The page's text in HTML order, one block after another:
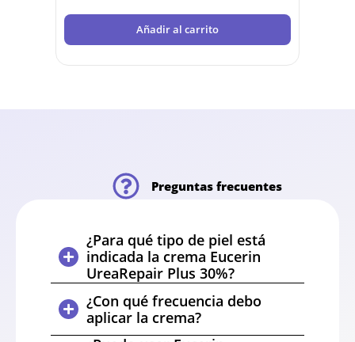
Añadir al carrito
Preguntas frecuentes
¿Para qué tipo de piel está
indicada la crema Eucerin
UreaRepair Plus 30%?
¿Con qué frecuencia debo
aplicar la crema?